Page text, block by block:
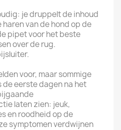
je druppelt de inhoud
van de hond op de
pipet voor het beste
over de rug.
voor, maar sommige
eerste dagen na het
laten zien: jeuk,
en roodheid op de
symptomen verdwijnen